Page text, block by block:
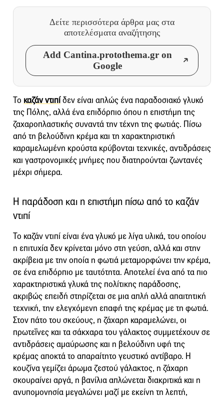
Δείτε περισσότερα άρθρα μας στα
αποτελέσματα αναζήτησης
Add Cantina.protothema.gr on
Google
Το καζάν ντιπίδεν είναι απλώς ένα παραδοσιακό γλυκό
της Πόλης, αλλά ένα επιδόρπιο όπου η επιστήμη της
ζαχαροπλαστικής συναντά την τέχνη της φωτιάς. Πίσω
από τη βελούδινη κρέμα και τη χαρακτηριστική
καραμελωμένη κρούστα κρύβονται τεχνικές, αντιδράσεις
και γαστρονομικές μνήμες που διατηρούνται ζωντανές
μέχρι σήμερα.
Η παράδοση και η επιστήμη πίσω από το καζάν
ντιπί
Το καζάν ντιπί είναι ένα γλυκό με λίγα υλικά, του οποίου
η επιτυχία δεν κρίνεται μόνο στη γεύση, αλλά και στην
ακρίβεια με την οποία η φωτιά μεταμορφώνει την κρέμα,
σε ένα επιδόρπιο με ταυτότητα. Αποτελεί ένα από τα πιο
χαρακτηριστικά γλυκά της πολίτικης παράδοσης,
ακριβώς επειδή στηρίζεται σε μια απλή αλλά απαιτητική
τεχνική, την ελεγχόμενη επαφή της κρέμας με τη φωτιά.
Στον πάτο του σκεύους, η ζάχαρη καραμελώνει, οι
πρωτεΐνες και τα σάκχαρα του γάλακτος συμμετέχουν σε
αντιδράσεις αμαύρωσης και η βελούδινη υφή της
κρέμας αποκτά το απαραίτητο γευστικό αντίβαρο. Η
κουζίνα γεμίζει άρωμα ζεστού γάλακτος, η ζάχαρη
σκουραίνει αργά, η βανίλια απλώνεται διακριτικά και η
ανυπομονησία μεγαλώνει μαζί με εκείνη τη λεπτή,